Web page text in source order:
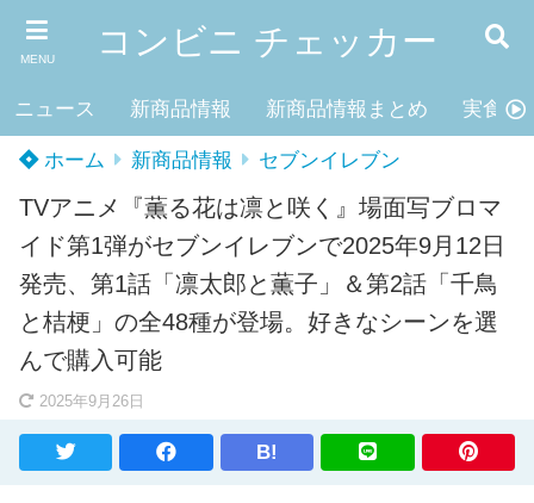
MENU コンビニ チェッカー
ニュース 新商品情報 新商品情報まとめ 実食レ
ホーム 新商品情報 セブンイレブン
TVアニメ『薫る花は凛と咲く』場面写ブロマ
イド第1弾がセブンイレブンで2025年9月12日
発売、第1話「凛太郎と薫子」＆第2話「千鳥
と桔梗」の全48種が登場。好きなシーンを選
んで購入可能
2025年9月26日
B!